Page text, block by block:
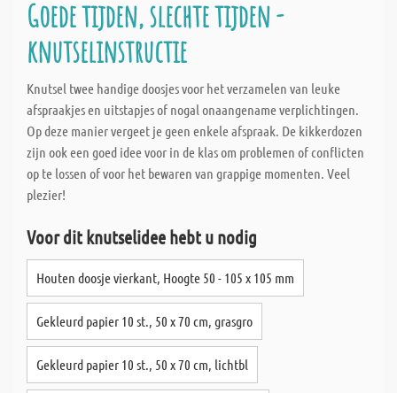
Goede tijden, slechte tijden -
knutselinstructie
Knutsel twee handige doosjes voor het verzamelen van leuke
afspraakjes en uitstapjes of nogal onaangename verplichtingen.
Op deze manier vergeet je geen enkele afspraak. De kikkerdozen
zijn ook een goed idee voor in de klas om problemen of conflicten
op te lossen of voor het bewaren van grappige momenten. Veel
plezier!
Voor dit knutselidee hebt u nodig
Houten doosje vierkant, Hoogte 50 - 105 x 105 mm
Gekleurd papier 10 st., 50 x 70 cm, grasgro
Gekleurd papier 10 st., 50 x 70 cm, lichtbl